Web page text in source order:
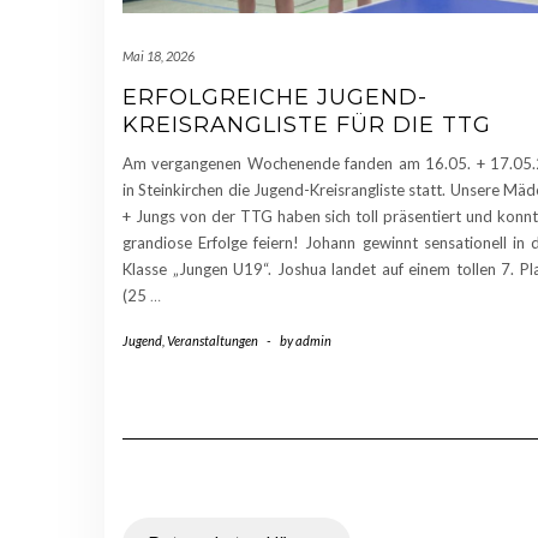
Mai 18, 2026
ERFOLGREICHE JUGEND-
KREISRANGLISTE FÜR DIE TTG
Am vergangenen Wochenende fanden am 16.05. +
in Steinkirchen die Jugend-Kreisrangliste statt. Unsere
+ Jungs von der TTG haben sich toll präsentiert und
grandiose Erfolge feiern! Johann gewinnt sensationell in
Klasse „Jungen U19“. Joshua landet auf einem tollen 7.
(25 …
Jugend Veranstaltungen - byadmin